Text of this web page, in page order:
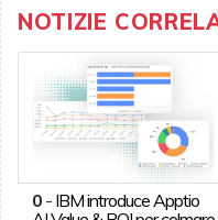
NOTIZIE
0- IBM introduce Apptio